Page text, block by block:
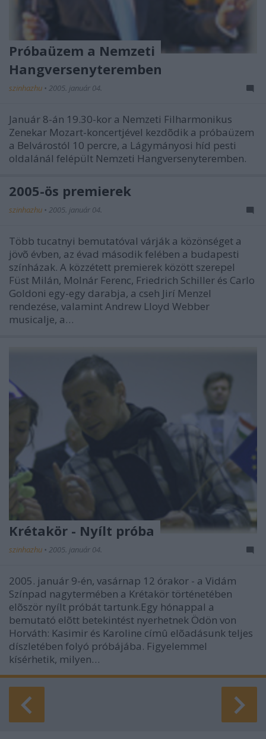
Próbaüzem a Nemzeti
Hangversenyteremben
szinhazhu • 2005. január 04.
Január 8-án 19.30-kor a Nemzeti Filharmonikus
Zenekar Mozart-koncertjével kezdõdik a próbaüzem
a Belvárostól 10 percre, a Lágymányosi híd pesti
oldalánál felépült Nemzeti Hangversenyteremben.
2005-ös premierek
szinhazhu • 2005. január 04.
Több tucatnyi bemutatóval várják a közönséget a
jövõ évben, az évad második felében a budapesti
színházak. A közzétett premierek között szerepel
Füst Milán, Molnár Ferenc, Friedrich Schiller és Carlo
Goldoni egy-egy darabja, a cseh Jirí Menzel
rendezése, valamint Andrew Lloyd Webber
musicalje, a…
Krétakör - Nyílt próba
szinhazhu • 2005. január 04.
2005. január 9-én, vasárnap 12 órakor - a Vidám
Színpad nagytermében a Krétakör történetében
elõször nyílt próbát tartunk.Egy hónappal a
bemutató elõtt betekintést nyerhetnek Ödön von
Horváth: Kasimir és Karoline címû elõadásunk teljes
díszletében folyó próbájába. Figyelemmel
kísérhetik, milyen…